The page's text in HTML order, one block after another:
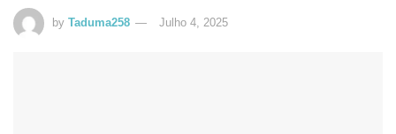
by Taduma258 Julho 4, 2025